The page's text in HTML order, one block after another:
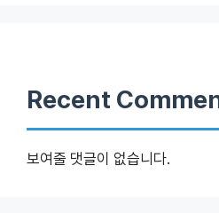
Recent
보여줄 댓글이 없습니다.